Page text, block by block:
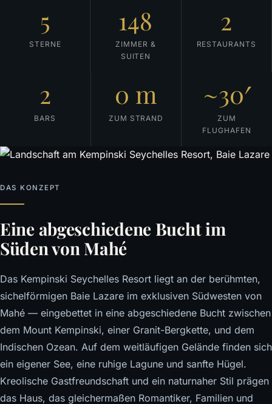
5
STERNE
148
ZIMMER &
SUITEN
2
RESTAURANTS
2
BARS
0 m
ZUM STRAND
~30′
ZUM
FLUGHAFEN
DAS KONZEPT
Eine abgeschiedene Bucht im
Süden von Mahé
Das Kempinski Seychelles Resort liegt an der berühmten,
sichelförmigen Baie Lazare im exklusiven Südwesten von
Mahé — eingebettet in eine abgeschiedene Bucht zwischen
dem Mount Kempinski, einer Granit-Bergkette, und dem
Indischen Ozean. Auf dem weitläufigen Gelände finden sich
ein eigener See, eine ruhige Lagune und sanfte Hügel.
Kreolische Gastfreundschaft und ein naturnaher Stil prägen
das Haus, das gleichermaßen Romantiker, Familien und